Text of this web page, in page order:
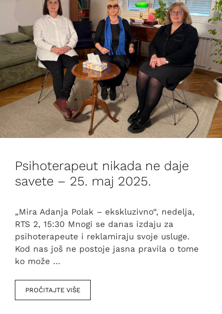
Psihoterapeut nikada ne daje
savete – 25. maj 2025.
„Mira Adanja Polak – ekskluzivno“, nedelja,
RTS 2, 15:30 Mnogi se danas izdaju za
psihoterapeute i reklamiraju svoje usluge.
Kod nas još ne postoje jasna pravila o tome
ko može …
PROČITAJTE VIŠE